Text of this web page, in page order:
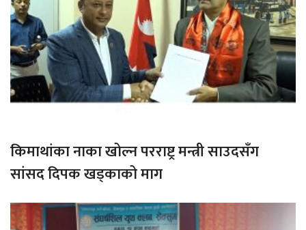
किमाथांका नाका खोल्न परराष्ट्र मन्त्री साउदसँग
सांसद दिपक खड्काको माग